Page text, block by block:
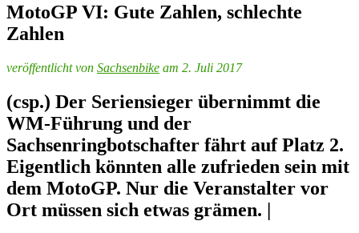
MotoGP VI: Gute Zahlen, schlechte
Zahlen
veröffentlicht von Sachsenbike am 2. Juli 2017
(csp.) Der Seriensieger übernimmt die
WM-Führung und der
Sachsenringbotschafter fährt auf Platz 2.
Eigentlich könnten alle zufrieden sein mit
dem MotoGP. Nur die Veranstalter vor
Ort müssen sich etwas grämen. |